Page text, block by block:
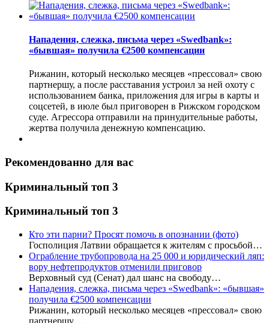
Нападения, слежка, письма через «Swedbank»:
«бывшая» получила €2500 компенсации
Рижанин, который несколько месяцев «прессовал» свою
партнершу, а после расставания устроил за ней охоту с
использованием банка, приложения для игры в карты и
соцсетей, в июле был приговорен в Рижском городском
суде. Агрессора отправили на принудительные работы,
жертва получила денежную компенсацию.
Рекомендованно для вас
Криминальный топ 3
Криминальный топ 3
Кто эти парни? Просят помочь в опознании (фото)
Госполиция Латвии обращается к жителям с просьбой…
Ограбление трубопровода на 25 000 и юридический ляп:
вору нефтепродуктов отменили приговор
Верховный суд (Сенат) дал шанс на свободу…
Нападения, слежка, письма через «Swedbank»: «бывшая»
получила €2500 компенсации
Рижанин, который несколько месяцев «прессовал» свою
партнершу,…